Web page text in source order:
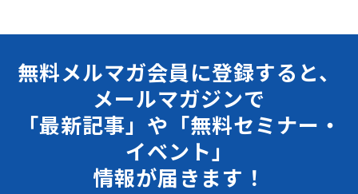
無料メルマガ会員に登録すると、
メールマガジンで
「最新記事」や「無料セミナー・
イベント」
情報が届きます！